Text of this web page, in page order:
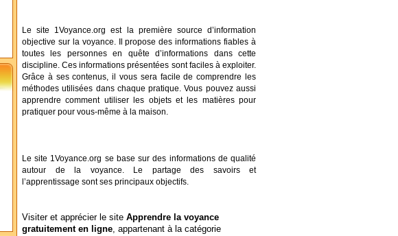
Le site 1Voyance.org est la première source d’information
objective sur la voyance. Il propose des informations fiables à
toutes les personnes en quête d’informations dans cette
discipline. Ces informations présentées sont faciles à exploiter.
Grâce à ses contenus, il vous sera facile de comprendre les
méthodes utilisées dans chaque pratique. Vous pouvez aussi
apprendre comment utiliser les objets et les matières pour
pratiquer pour vous-même à la maison.
Le site 1Voyance.org se base sur des informations de qualité
autour de la voyance. Le partage des savoirs et
l’apprentissage sont ses principaux objectifs.
Visiter et apprécier le site Apprendre la voyance
gratuitement en ligne, appartenant à la catégorie